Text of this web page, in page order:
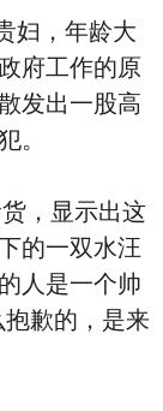
贵的气质，看‮来起‬有些凛然不可‮犯侵‬。
，显示出这
的一双⽔汪
个一‬帅